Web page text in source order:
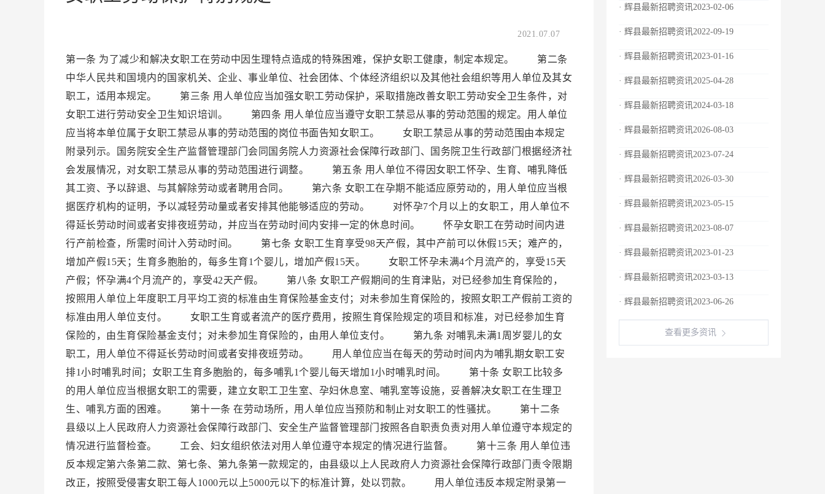
2021.07.07
第一条 为了减少和解决女职工在劳动中因生理特点造成的特殊困难，保护女职工健康，制定本规定。 第二条
中华人民共和国境内的国家机关、企业、事业单位、社会团体、个体经济组织以及其他社会组织等用人单位及其女
职工，适用本规定。 第三条 用人单位应当加强女职工劳动保护，采取措施改善女职工劳动安全卫生条件，对
女职工进行劳动安全卫生知识培训。 第四条 用人单位应当遵守女职工禁忌从事的劳动范围的规定。用人单位
应当将本单位属于女职工禁忌从事的劳动范围的岗位书面告知女职工。 女职工禁忌从事的劳动范围由本规定
附录列示。国务院安全生产监督管理部门会同国务院人力资源社会保障行政部门、国务院卫生行政部门根据经济社
会发展情况，对女职工禁忌从事的劳动范围进行调整。 第五条 用人单位不得因女职工怀孕、生育、哺乳降低
其工资、予以辞退、与其解除劳动或者聘用合同。 第六条 女职工在孕期不能适应原劳动的，用人单位应当根
据医疗机构的证明，予以减轻劳动量或者安排其他能够适应的劳动。 对怀孕7个月以上的女职工，用人单位不
得延长劳动时间或者安排夜班劳动，并应当在劳动时间内安排一定的休息时间。 怀孕女职工在劳动时间内进
行产前检查，所需时间计入劳动时间。 第七条 女职工生育享受98天产假，其中产前可以休假15天；难产的，
增加产假15天；生育多胞胎的，每多生育1个婴儿，增加产假15天。 女职工怀孕未满4个月流产的，享受15天
产假；怀孕满4个月流产的，享受42天产假。 第八条 女职工产假期间的生育津贴，对已经参加生育保险的，
按照用人单位上年度职工月平均工资的标准由生育保险基金支付；对未参加生育保险的，按照女职工产假前工资的
标准由用人单位支付。 女职工生育或者流产的医疗费用，按照生育保险规定的项目和标准，对已经参加生育
保险的，由生育保险基金支付；对未参加生育保险的，由用人单位支付。 第九条 对哺乳未满1周岁婴儿的女
职工，用人单位不得延长劳动时间或者安排夜班劳动。 用人单位应当在每天的劳动时间内为哺乳期女职工安
排1小时哺乳时间；女职工生育多胞胎的，每多哺乳1个婴儿每天增加1小时哺乳时间。 第十条 女职工比较多
的用人单位应当根据女职工的需要，建立女职工卫生室、孕妇休息室、哺乳室等设施，妥善解决女职工在生理卫
生、哺乳方面的困难。 第十一条 在劳动场所，用人单位应当预防和制止对女职工的性骚扰。 第十二条
县级以上人民政府人力资源社会保障行政部门、安全生产监督管理部门按照各自职责负责对用人单位遵守本规定的
情况进行监督检查。 工会、妇女组织依法对用人单位遵守本规定的情况进行监督。 第十三条 用人单位违
反本规定第六条第二款、第七条、第九条第一款规定的，由县级以上人民政府人力资源社会保障行政部门责令限期
改正，按照受侵害女职工每人1000元以上5000元以下的标准计算，处以罚款。 用人单位违反本规定附录第一
· 辉县最新招聘资讯2023-02-06
· 辉县最新招聘资讯2022-09-19
· 辉县最新招聘资讯2023-01-16
· 辉县最新招聘资讯2025-04-28
· 辉县最新招聘资讯2024-03-18
· 辉县最新招聘资讯2026-08-03
· 辉县最新招聘资讯2023-07-24
· 辉县最新招聘资讯2026-03-30
· 辉县最新招聘资讯2023-05-15
· 辉县最新招聘资讯2023-08-07
· 辉县最新招聘资讯2023-01-23
· 辉县最新招聘资讯2023-03-13
· 辉县最新招聘资讯2023-06-26
查看更多资讯